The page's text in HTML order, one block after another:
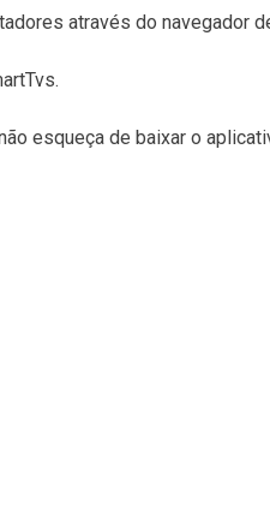
através do navegador
esqueça de baixar o